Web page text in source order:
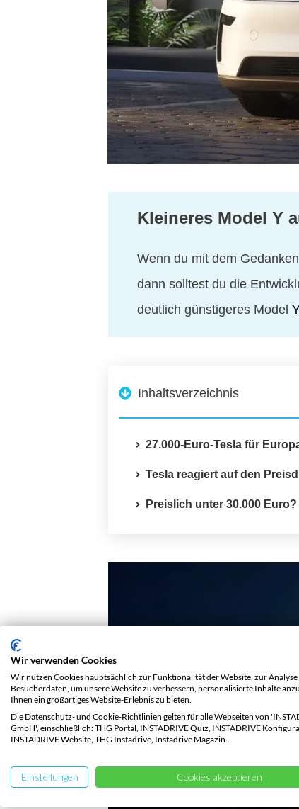
Kleineres Model Y
Wenn du mit dem
dann solltest du die
deutlich günstigeres Model
Inhaltsverzeichnis
27.000-Euro-Tesla für
Tesla reagiert auf den
Preislich unter 30.000 Euro?
Wir verwenden Cookies
Wir nutzen Cookies hauptsächlich zur Funktionalität der Website, zur
Besucherdaten, um unsere Website zu verbessern, personalisierte Inhalte
Ihnen ein großartiges Website-Erlebnis zu bieten.
Die Datenschutz- und Cookie-Richtlinien gelten für alle Webseiten von
GmbH', einschließlich: THG Portal, INSTADRIVE Quiz, INSTADRIVE
INSTADRIVE Website, THG Instadrive, Instadrive Magazin.
Einstellungen Cookies akzeptieren